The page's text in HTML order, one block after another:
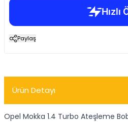
Paylaş
Ürün Detayı
Opel Mokka 1.4 Turbo Ateşleme